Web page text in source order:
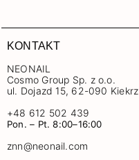
KONTAKT
NEONAIL
Cosmo Group Sp. z o.o.
ul. Dojazd 15, 62-090 Kiekrz
+48 612 502 439
Pon. – Pt. 8:00–16:00
znn@neonail.com